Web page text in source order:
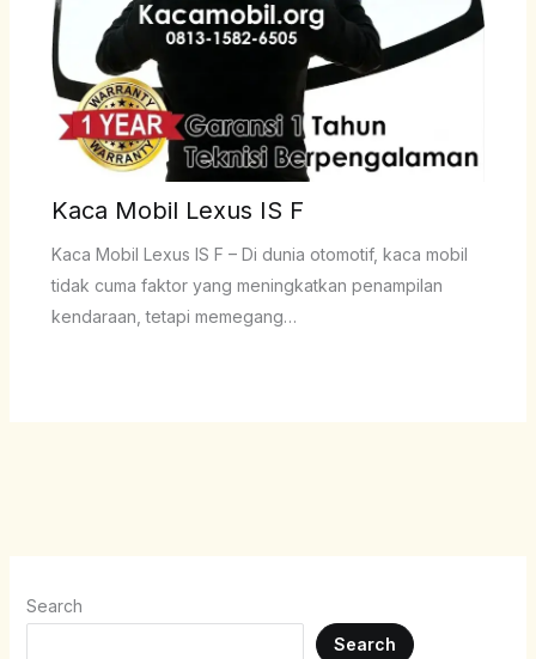
Kaca Mobil Lexus IS F
Kaca Mobil Lexus IS F – Di dunia otomotif, kaca mobil
tidak cuma faktor yang meningkatkan penampilan
kendaraan, tetapi memegang…
Search
Search